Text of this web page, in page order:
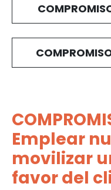
Emplear
movilizar
favor del